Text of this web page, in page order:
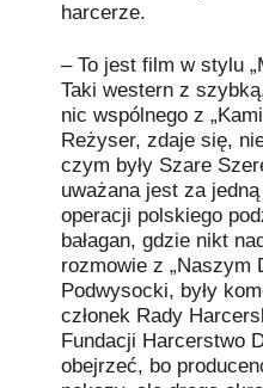
harcerze.
– To jest film w stylu
Taki western z
nic wspólnego z
Reżyser, zdaje się,
czym były Szare
uważana jest za
operacji polskiego
bałagan, gdzie nikt
rozmowie z „Naszym
Podwysocki, były
członek Rady
Fundacji Harcerstwo
obejrzeć, bo